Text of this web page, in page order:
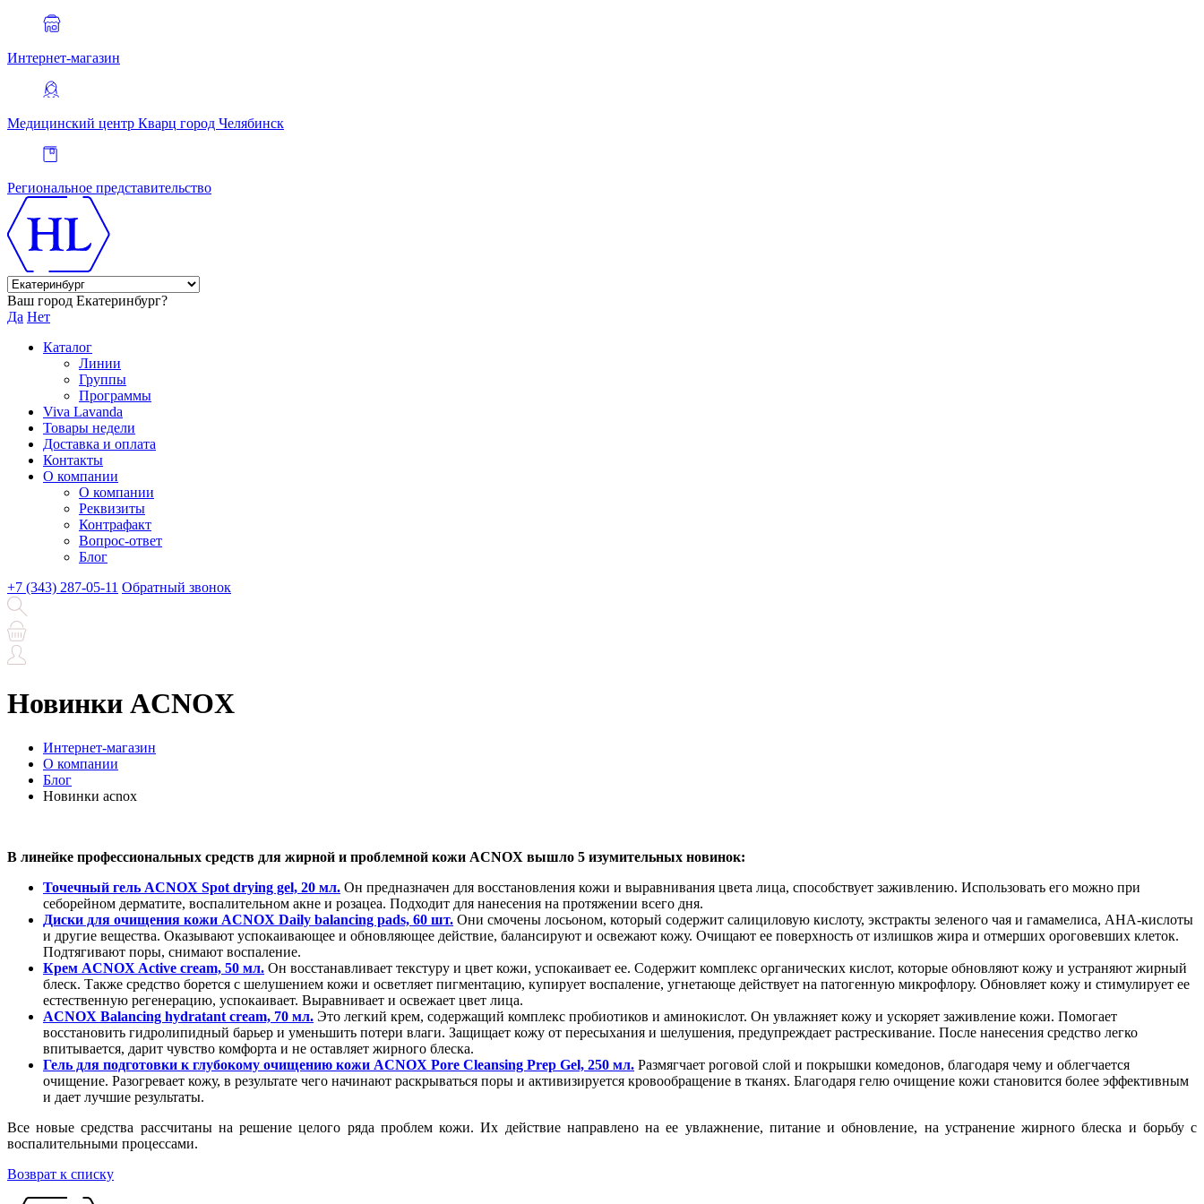
Интернет-магазин
Медицинский центр Кварц город Челябинск
Региональное представительство
Ваш город Екатеринбург?
Да Нет
Каталог
Линии
Группы
Программы
Viva Lavanda
Товары недели
Доставка и оплата
Контакты
О компании
О компании
Реквизиты
Контрафакт
Вопрос-ответ
Блог
+7 (343) 287-05-11 Обратный звонок
Новинки ACNOX
Интернет-магазин
О компании
Блог
Новинки acnox
В линейке профессиональных средств для жирной и проблемной кожи ACNOX вышло 5 изумительных новинок:
Точечный гель ACNOX Spot drying gel, 20 мл. Он предназначен для восстановления кожи и выравнивания цвета лица, способствует заживлению. Использовать его можно при
себорейном дерматите, воспалительном акне и розацеа. Подходит для нанесения на протяжении всего дня.
Диски для очищения кожи ACNOX Daily balancing pads, 60 шт. Они смочены лосьоном, который содержит салициловую кислоту, экстракты зеленого чая и гамамелиса, АНА-кислоты
и другие вещества. Оказывают успокаивающее и обновляющее действие, балансируют и освежают кожу. Очищают ее поверхность от излишков жира и отмерших ороговевших клеток.
Подтягивают поры, снимают воспаление.
Крем ACNOX Active cream, 50 мл. Он восстанавливает текстуру и цвет кожи, успокаивает ее. Содержит комплекс органических кислот, которые обновляют кожу и устраняют жирный
блеск. Также средство борется с шелушением кожи и осветляет пигментацию, купирует воспаление, угнетающе действует на патогенную микрофлору. Обновляет кожу и стимулирует ее
естественную регенерацию, успокаивает. Выравнивает и освежает цвет лица.
ACNOX Balancing hydratant cream, 70 мл. Это легкий крем, содержащий комплекс пробиотиков и аминокислот. Он увлажняет кожу и ускоряет заживление кожи. Помогает
восстановить гидролипидный барьер и уменьшить потери влаги. Защищает кожу от пересыхания и шелушения, предупреждает растрескивание. После нанесения средство легко
впитывается, дарит чувство комфорта и не оставляет жирного блеска.
Гель для подготовки к глубокому очищению кожи ACNOX Pore Cleansing Prep Gel, 250 мл. Размягчает роговой слой и покрышки комедонов, благодаря чему и облегчается
очищение. Разогревает кожу, в результате чего начинают раскрываться поры и активизируется кровообращение в тканях. Благодаря гелю очищение кожи становится более эффективным
и дает лучшие результаты.
Все новые средства рассчитаны на решение целого ряда проблем кожи. Их действие направлено на ее увлажнение, питание и обновление, на устранение жирного блеска и борьбу с
воспалительными процессами.
Возврат к списку